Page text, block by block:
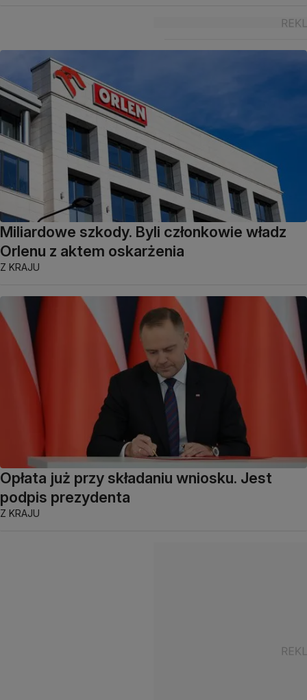
Miliardowe szkody. Byli członkowie władz
Orlenu z aktem oskarżenia
Z KRAJU
Opłata już przy składaniu wniosku. Jest
podpis prezydenta
Z KRAJU